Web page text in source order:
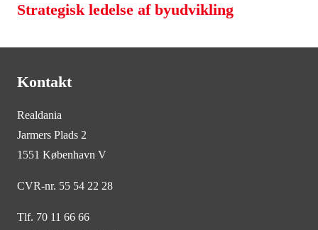
Strategisk ledelse af byudvikling
Kontakt
Realdania
Jarmers Plads 2
1551 København V
CVR-nr. 55 54 22 28
Tlf. 70 11 66 66